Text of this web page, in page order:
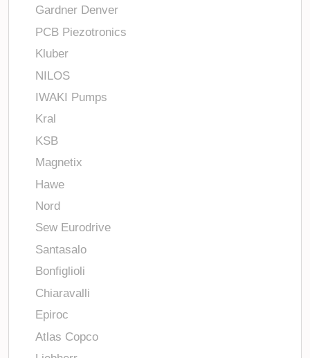
Gardner Denver
PCB Piezotronics
Kluber
NILOS
IWAKI Pumps
Kral
KSB
Magnetix
Hawe
Nord
Sew Eurodrive
Santasalo
Bonfiglioli
Chiaravalli
Epiroc
Atlas Copco